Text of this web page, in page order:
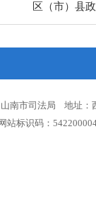
区（市）县
南市司法局 地址：
站标识码：